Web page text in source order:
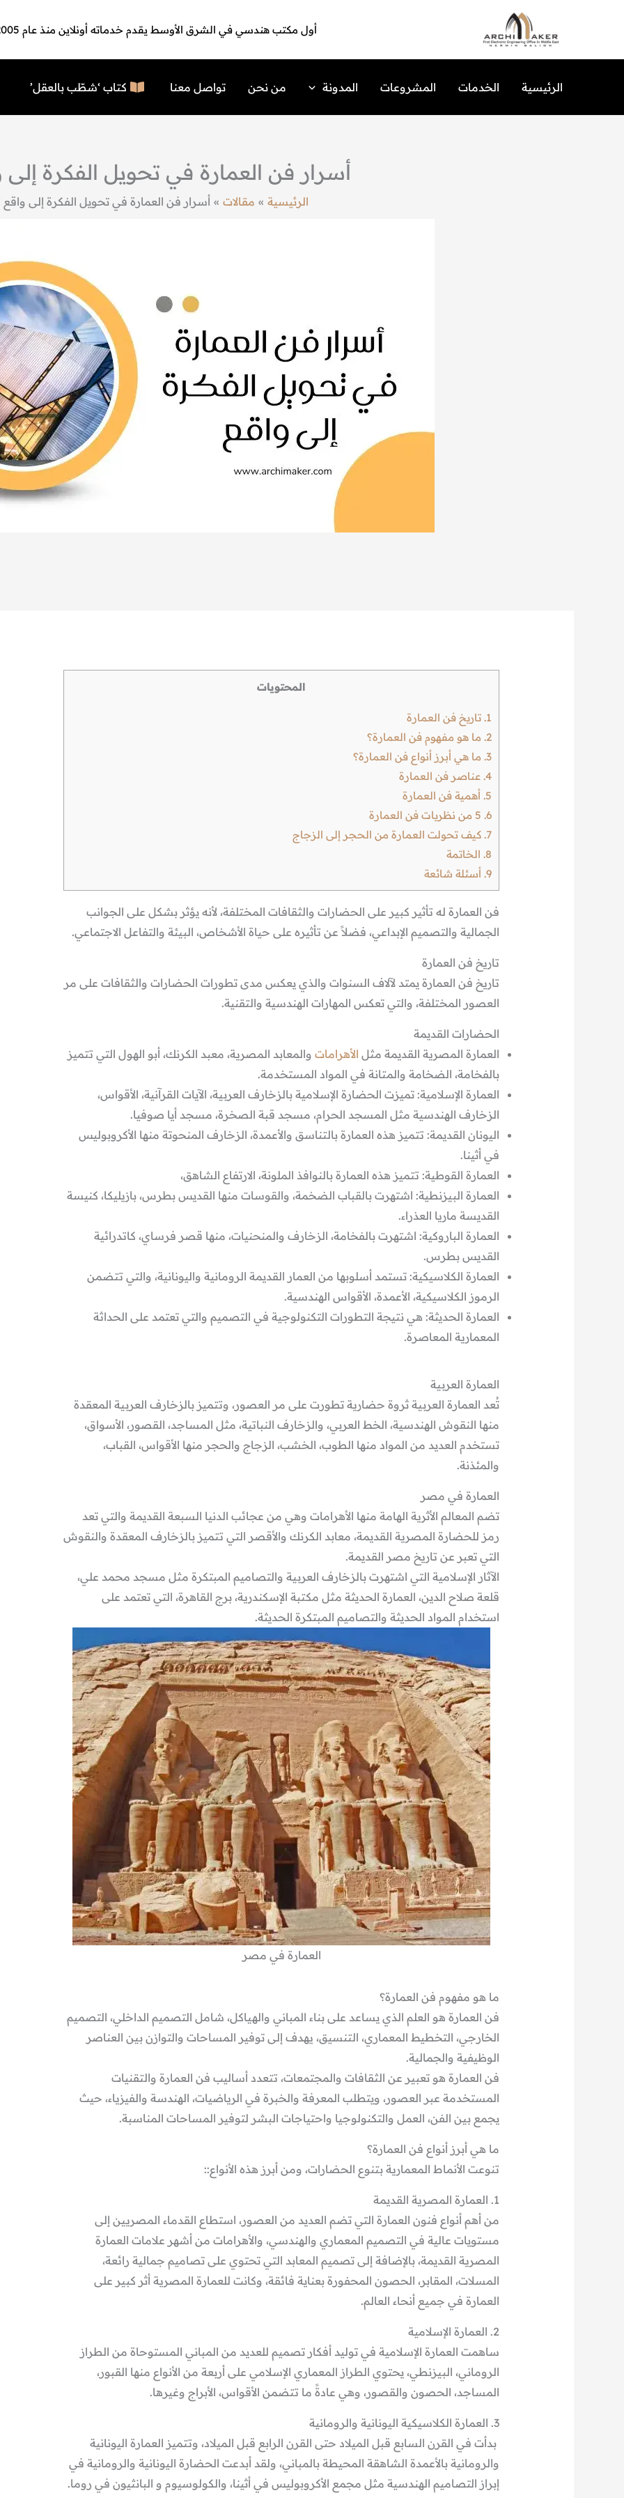
أول مكتب هندسي في الشرق الأوسط يقدم خدماته أونلاين منذ عام 2005
الرئيسية الخدمات المشروعات المدونة من نحن تواصل معنا كتاب ‘شطّب بالعقل’
أسرار فن العمارة في تحويل الفكرة إلى
الرئيسية مقالات أسرار فن العمارة في تحويل الفكرة إلى واقع
المحتويات
1. تاريخ فن العمارة
2. ما هو مفهوم فن العمارة؟
3. ما هي أبرز أنواع فن العمارة؟
4. عناصر فن العمارة
5. أهمية فن العمارة
6.
7. كيف تحولت العمارة من الحجر إلى الزجاج
8. الخاتمة
9. أسئلة شائعة
فن العمارة له تأثير كبير على الحضارات والثقافات المختلفة، لأنه يؤثر بشكل على الجوانب
الجمالية والتصميم الإبداعي، فضلاً عن تأثيره على حياة الأشخاص، البيئة والتفاعل الاجتماعي.
تاريخ فن العمارة
تاريخ فن العمارة يمتد لآلاف السنوات والذي يعكس مدى تطورات الحضارات والثقافات على مر
العصور المختلفة، والتي تعكس المهارات الهندسية والتقنية.
الحضارات القديمة
العمارة المصرية القديمة مثل الأهراماتوالمعابد المصرية، معبد الكرنك، أبو الهول التي تتميز
بالفخامة، الضخامة والمتانة في المواد المستخدمة.
العمارة الإسلامية: تميزت الحضارة الإسلامية بالزخارف العربية، الآيات القرآنية، الأقواس،
الزخارف الهندسية مثل المسجد الحرام، مسجد قبة الصخرة، مسجد أيا صوفيا.
اليونان القديمة: تتميز هذه العمارة بالتناسق والأعمدة، الزخارف المنحوتة منها الأكروبوليس
في أثينا.
العمارة القوطية: تتميز هذه العمارة بالنوافذ الملونة، الارتفاع الشاهق،
العمارة البيزنطية: اشتهرت بالقباب الضخمة، والقوسات منها القديس بطرس، بازيليكا، كنيسة
القديسة ماريا العذراء.
العمارة الباروكية: اشتهرت بالفخامة، الزخارف والمنحنيات، منها قصر فرساي، كاتدرائية
القديس بطرس.
العمارة الكلاسيكية: تستمد أسلوبها من العمار القديمة الرومانية واليونانية، والتي تتضمن
الرموز الكلاسيكية، الأعمدة، الأقواس الهندسية.
العمارة الحديثة: هي نتيجة التطورات التكنولوجية في التصميم والتي تعتمد على الحداثة
المعمارية المعاصرة.
العمارة العربية
تُعد العمارة العربية ثروة حضارية تطورت على مر العصور، وتتميز بالزخارف العربية المعقدة
منها النقوش الهندسية، الخط العربي، والزخارف النباتية، مثل المساجد، القصور، الأسواق،
تستخدم العديد من المواد منها الطوب، الخشب، الزجاج والحجر منها الأقواس، القباب،
والمئذنة.
العمارة في مصر
تضم المعالم الأثرية الهامة منها الأهرامات وهي من عجائب الدنيا السبعة القديمة والتي تعد
رمز للحضارة المصرية القديمة، معابد الكرنك والأقصر التي تتميز بالزخارف المعقدة والنقوش
التي تعبر عن تاريخ مصر القديمة.
الآثار الإسلامية التي اشتهرت بالزخارف العربية والتصاميم المبتكرة مثل مسجد محمد علي،
قلعة صلاح الدين، العمارة الحديثة مثل مكتبة الإسكندرية، برج القاهرة، التي تعتمد على
استخدام المواد الحديثة والتصاميم المبتكرة الحديثة.
العمارة في مصر
ما هو مفهوم فن العمارة؟
فن العمارة هو العلم الذي يساعد على بناء المباني والهياكل، شامل التصميم الداخلي، التصميم
الخارجي، التخطيط المعماري، التنسيق، يهدف إلى توفير المساحات والتوازن بين العناصر
الوظيفية والجمالية.
فن العمارة هو تعبير عن الثقافات والمجتمعات، تتعدد أساليب فن العمارة والتقنيات
المستخدمة عبر العصور، ويتطلب المعرفة والخبرة في الرياضيات، الهندسة والفيزياء، حيث
يجمع بين الفن، العمل والتكنولوجيا واحتياجات البشر لتوفير المساحات المناسبة.
ما هي أبرز أنواع فن العمارة؟
تنوعت الأنماط المعمارية بتنوع الحضارات، ومن أبرز هذه الأنواع::
1. العمارة المصرية القديمة
من أهم أنواع فنون العمارة التي تضم العديد من العصور، استطاع القدماء المصريين إلى
مستويات عالية في التصميم المعماري والهندسي، والأهرامات من أشهر علامات العمارة
المصرية القديمة، بالإضافة إلى تصميم المعابد التي تحتوي على تصاميم جمالية رائعة،
المسلات، المقابر، الحصون المحفورة بعناية فائقة، وكانت للعمارة المصرية أثر كبير على
العمارة في جميع أنحاء العالم.
2. العمارة الإسلامية
ساهمت العمارة الإسلامية في توليد أفكار تصميم للعديد من المباني المستوحاة من الطراز
الروماني، البيزنطي، يحتوي الطراز المعماري الإسلامي على أربعة من الأنواع منها القبور،
المساجد، الحصون والقصور، وهي عادةً ما تتضمن الأقواس، الأبراج وغيرها.
3. العمارة الكلاسيكية اليونانية والرومانية
بدأت في القرن السابع قبل الميلاد حتى القرن الرابع قبل الميلاد، وتتميز العمارة اليونانية
والرومانية بالأعمدة الشاهقة المحيطة بالمباني، ولقد أبدعت الحضارة اليونانية والرومانية في
إبراز التصاميم الهندسية مثل مجمع الأكروبوليس في أثينا، والكولوسيوم و البانثيون في روما.